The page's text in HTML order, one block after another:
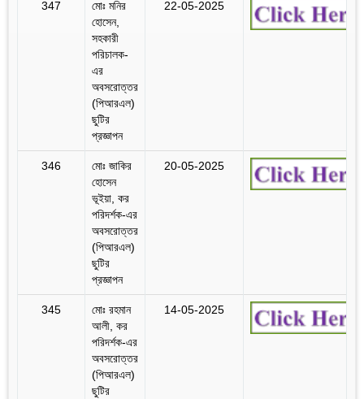
347
মোঃ মনির
হোসেন,
সহকারী
পরিচালক-
এর
অবসরোত্তর
(পিআরএল)
ছুটির
প্রজ্ঞাপন
22-05-2025
346
মোঃ জাকির
হোসেন
ভূইয়া, কর
পরিদর্শক-এর
অবসরোত্তর
(পিআরএল)
ছুটির
প্রজ্ঞাপন
20-05-2025
345
মোঃ রহমান
আলী, কর
পরিদর্শক-এর
অবসরোত্তর
(পিআরএল)
ছুটির
14-05-2025